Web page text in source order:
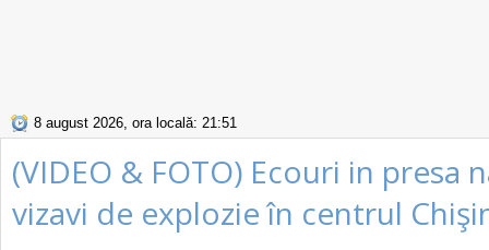
8 august 2026, ora locală: 21:51
(VIDEO & FOTO) Ecouri in presa
vizavi de explozie în centrul